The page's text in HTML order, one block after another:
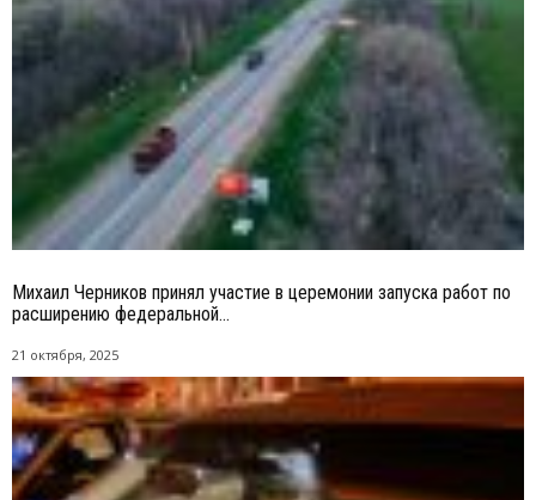
Михаил Черников принял участие в церемонии запуска работ по
расширению федеральной...
21 октября, 2025